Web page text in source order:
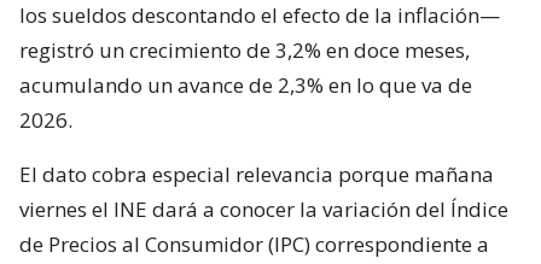
los sueldos descontando el efecto de la inflación—
registró un crecimiento de 3,2% en doce meses,
acumulando un avance de 2,3% en lo que va de
2026.
El dato cobra especial relevancia porque mañana
viernes el INE dará a conocer la variación del Índice
de Precios al Consumidor (IPC) correspondiente a